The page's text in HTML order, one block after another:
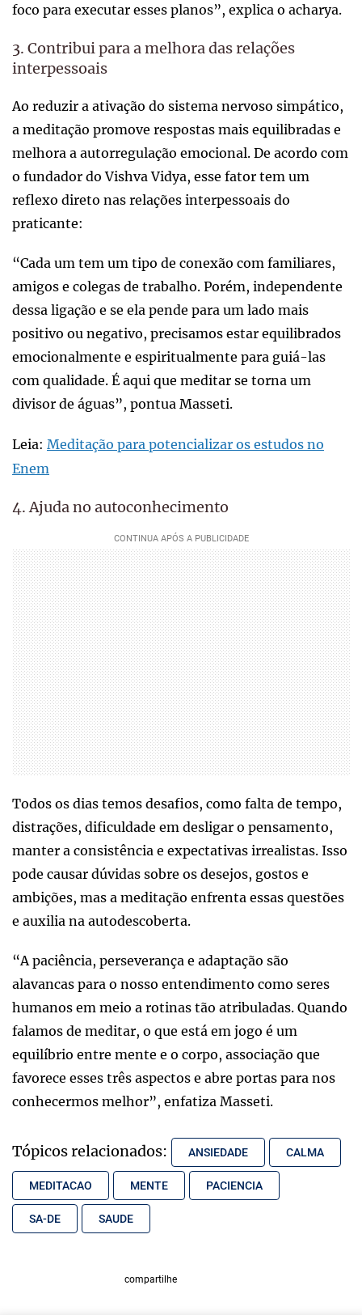
foco para executar esses planos”, explica o acharya.
3. Contribui para a melhora das relações
interpessoais
Ao reduzir a ativação do sistema nervoso simpático,
a meditação promove respostas mais equilibradas e
melhora a autorregulação emocional. De acordo com
o fundador do Vishva Vidya, esse fator tem um
reflexo direto nas relações interpessoais do
praticante:
“Cada um tem um tipo de conexão com familiares,
amigos e colegas de trabalho. Porém, independente
dessa ligação e se ela pende para um lado mais
positivo ou negativo, precisamos estar equilibrados
emocionalmente e espiritualmente para guiá-las
com qualidade. É aqui que meditar se torna um
divisor de águas”, pontua Masseti.
Leia: Meditação para potencializar os estudos no
Enem
4. Ajuda no autoconhecimento
Todos os dias temos desafios, como falta de tempo,
distrações, dificuldade em desligar o pensamento,
manter a consistência e expectativas irrealistas. Isso
pode causar dúvidas sobre os desejos, gostos e
ambições, mas a meditação enfrenta essas questões
e auxilia na autodescoberta.
“A paciência, perseverança e adaptação são
alavancas para o nosso entendimento como seres
humanos em meio a rotinas tão atribuladas. Quando
falamos de meditar, o que está em jogo é um
equilíbrio entre mente e o corpo, associação que
favorece esses três aspectos e abre portas para nos
conhecermos melhor”, enfatiza Masseti.
Tópicos relacionados: ANSIEDADE CALMA
MEDITACAO MENTE PACIENCIA
SA-DE SAUDE
compartilhe